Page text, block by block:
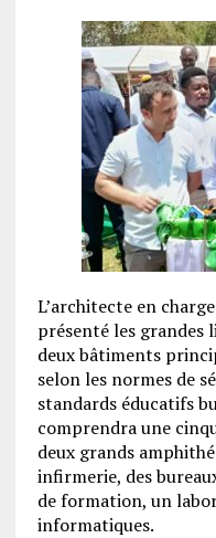
L’architecte en
présenté les grandes
deux bâtiments
selon les normes de
standards éducatifs
comprendra une
deux grands
infirmerie, des
de formation, un
informatiques.